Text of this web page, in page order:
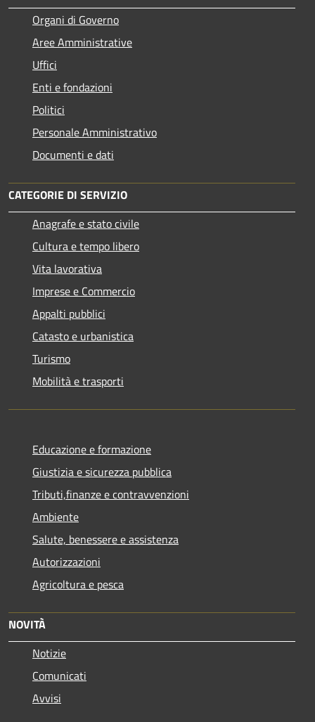
Organi di Governo
Aree Amministrative
Uffici
Enti e fondazioni
Politici
Personale Amministrativo
Documenti e dati
CATEGORIE DI SERVIZIO
Anagrafe e stato civile
Cultura e tempo libero
Vita lavorativa
Imprese e Commercio
Appalti pubblici
Catasto e urbanistica
Turismo
Mobilità e trasporti
Educazione e formazione
Giustizia e sicurezza pubblica
Tributi,finanze e contravvenzioni
Ambiente
Salute, benessere e assistenza
Autorizzazioni
Agricoltura e pesca
NOVITÀ
Notizie
Comunicati
Avvisi